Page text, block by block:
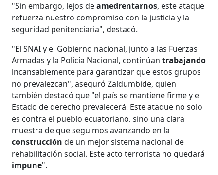
"Sin embargo, lejos deamedrentarnos, este ataque
refuerza nuestro compromiso con la justicia y la
seguridad penitenciaria", destacó.
"El SNAI y el Gobierno nacional, junto a las Fuerzas
Armadas y la Policía Nacional, continúantrabajando
incansablemente para garantizar que estos grupos
no prevalezcan", aseguró Zaldumbide, quien
también destacó que "el país se mantiene firme y el
Estado de derecho prevalecerá. Este ataque no solo
es contra el pueblo ecuatoriano, sino una clara
muestra de que seguimos avanzando en la
construcciónde un mejor sistema nacional de
rehabilitación social. Este acto terrorista no quedará
impune".